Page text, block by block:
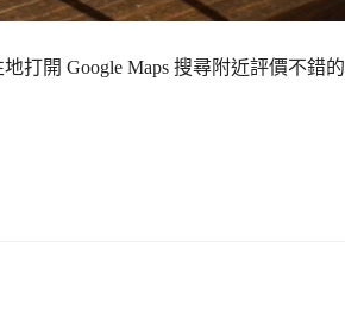
打開 Google Maps 搜尋附近評價不錯的